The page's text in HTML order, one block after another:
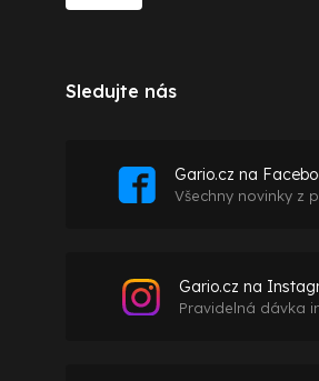
Sledujte nás
Gario.cz na
Všechny novinky z
Gario.cz na
Pravidelná dávka